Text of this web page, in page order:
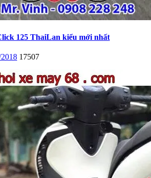
125 ThaiLan kiểu mới nhất
17507